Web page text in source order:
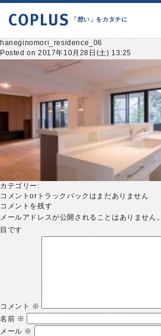
「想い」をカタチに
haneginomori_residence_06
Posted on 2017年10月28日(土) 13:25
カテゴリー:
コメントorトラックバックはまだありません
コメントを残す
メールアドレスが公開されることはありません。
目です
コメント ※
名前 ※
メール ※